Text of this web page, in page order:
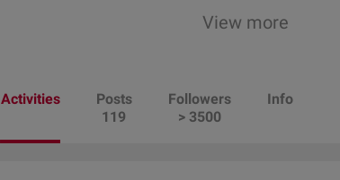
Entdecken Sie übersichtlich
Zukunft der Onkologie kann beginnen!
View more
Activities
Posts
119
Followers
> 3500
Info